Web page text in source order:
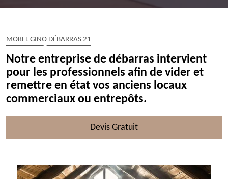
MOREL GINO DÉBARRAS 21
Notre entreprise de débarras intervient
pour les professionnels afin de vider et
remettre en état vos anciens locaux
commerciaux ou entrepôts.
Devis Gratuit